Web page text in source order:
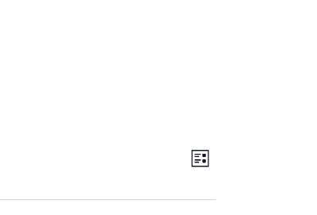
Weergaven
Evenement
Lijst